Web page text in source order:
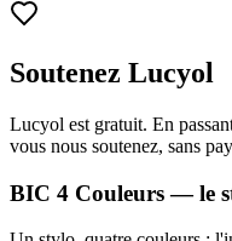
Soutenez Lucyol
Lucyol est gratuit. En
vous nous soutenez, sans
BIC 4 Couleurs — le